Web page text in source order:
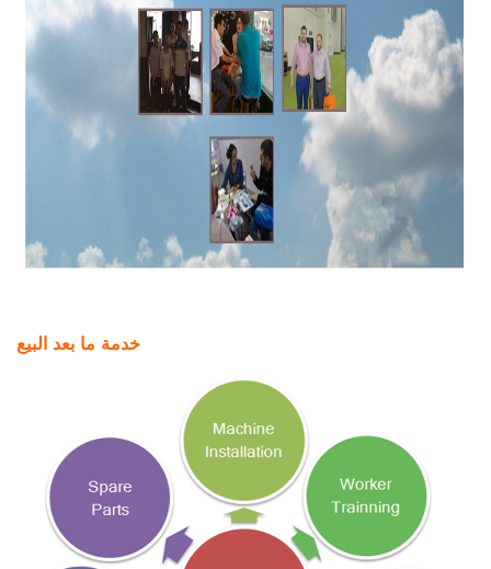
خدمة ما بعد البيع